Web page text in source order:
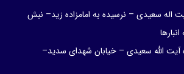
اله سعیدی – نرسیده به امامزاده زید– نبش
آیت الله سعیدی – خیابان شهدای سدید–